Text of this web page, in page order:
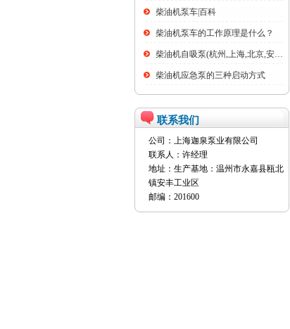
柴油机泵车|百科
柴油机泵车的工作原理是什么？
柴油机自吸泵(杭州,上海,北京,安徽,全...
柴油机应急泵的三种启动方式
联系我们
公司：上海迦泉泵业有限公司
联系人：许经理
地址：生产基地：温州市永嘉县瓯北
镇安丰工业区
邮编：201600